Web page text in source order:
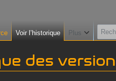
des
Voir l’historique Plus
R
e
h
e